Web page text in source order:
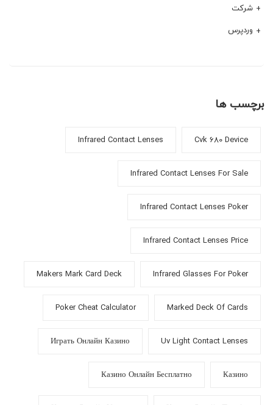
شرکت
وردپرس
برچسب ها
Cvk 680 Device
Infrared Contact Lenses
Infrared Contact Lenses For Sale
Infrared Contact Lenses Poker
Infrared Contact Lenses Price
Infrared Glasses For Poker
Makers Mark Card Deck
Marked Deck Of Cards
Poker Cheat Calculator
Uv Light Contact Lenses
Играть Онлайн Казино
Казино
Казино Онлайн Бесплатно